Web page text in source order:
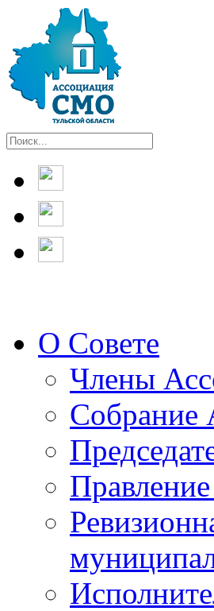
О Совете
Члены
Собрание